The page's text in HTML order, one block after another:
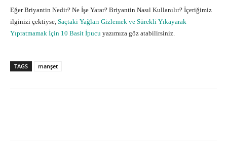
Eğer Briyantin Nedir? Ne İşe Yarar? Briyantin Nasıl Kullanılır? İçeriğimiz
ilginizi çektiyse, Saçtaki Yağları Gizlemek ve Sürekli Yıkayarak
Yıpratmamak İçin 10 Basit İpucu yazımıza göz atabilirsiniz.
TAGS manşet